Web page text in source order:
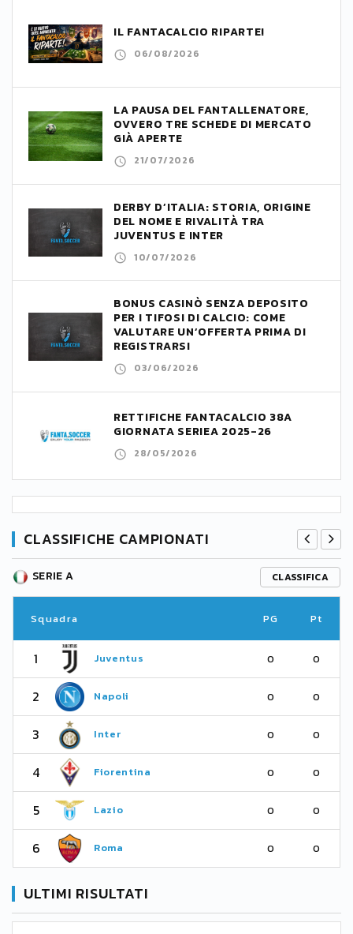
IL FANTACALCIO RIPARTE!
06/08/2026
LA PAUSA DEL FANTALLENATORE,
OVVERO TRE SCHEDE DI MERCATO
GIÀ APERTE
21/07/2026
DERBY D’ITALIA: STORIA, ORIGINE
DEL NOME E RIVALITÀ TRA
JUVENTUS E INTER
10/07/2026
BONUS CASINÒ SENZA DEPOSITO
PER I TIFOSI DI CALCIO: COME
VALUTARE UN’OFFERTA PRIMA DI
REGISTRARSI
03/06/2026
RETTIFICHE FANTACALCIO 38A
GIORNATA SERIEA 2025-26
28/05/2026
CLASSIFICHE CAMPIONATI
SERIE A CLASSIFICA
Squadra PG Pt
1 Juventus 0 0
2 Napoli 0 0
3 Inter 0 0
4 Fiorentina 0 0
5 Lazio 0 0
6 Roma 0 0
ULTIMI RISULTATI